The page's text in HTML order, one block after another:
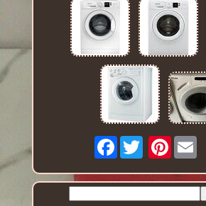
Facebook Pinterest